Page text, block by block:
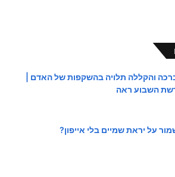
והקללה תלויה בהשקפות של האדם |
השבוע ראה
על יראת שמיים בלי אייפון?